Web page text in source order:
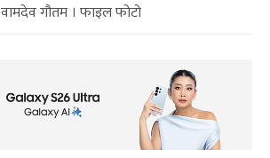
वामदेव गौतम । फाइल फोटो